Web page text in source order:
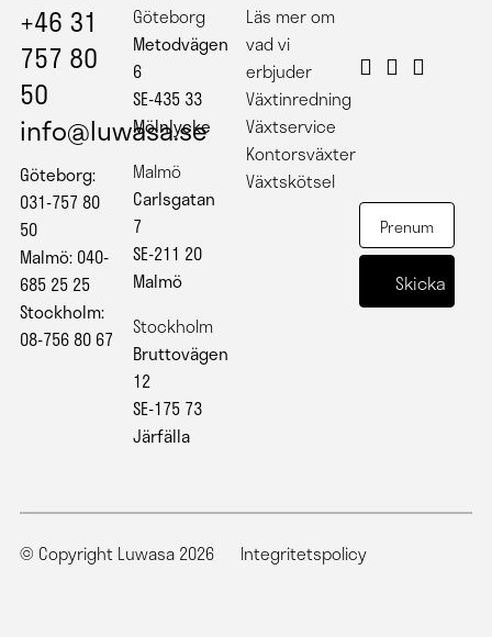
+46 31
757 80
50
info@luwasa.se
Göteborg:
031-757 80
50
Malmö: 040-
685 25 25
Stockholm:
08-756 80 67
Göteborg
Metodvägen
6
SE-435 33
Mölnlycke
Malmö
Carlsgatan
7
SE-211 20
Malmö
Stockholm
Bruttovägen
12
SE-175 73
Järfälla
Läs mer om
vad vi
erbjuder
Växtinredning
Växtservice
Kontorsväxter
Växtskötsel
© Copyright Luwasa 2026 Integritetspolicy